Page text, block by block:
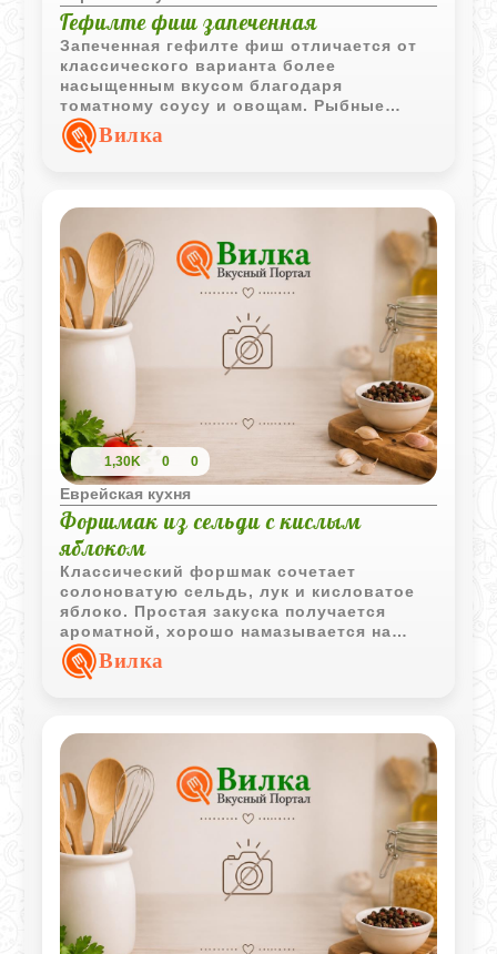
Гефилте фиш запеченная
Запеченная гефилте фиш отличается от
классического варианта более
насыщенным вкусом благодаря
томатному соусу и овощам. Рыбные
шарики получаются сочными,
ароматными и подходят как для
Вилка
1,30K 0 0
Еврейская кухня
Форшмак из сельди с кислым
яблоком
Классический форшмак сочетает
солоноватую сельдь, лук и кисловатое
яблоко. Простая закуска получается
ароматной, хорошо намазывается на
хлеб и отлично подходит для
повседневного или праздничного стола.
Вилка